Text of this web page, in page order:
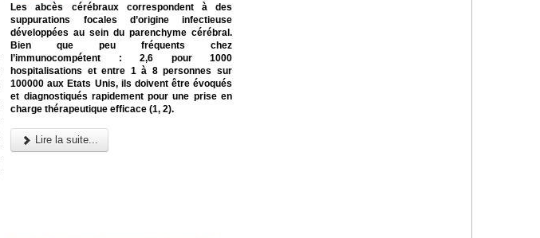
Les abcès cérébraux correspondent à des
suppurations focales d’origine infectieuse
développées au sein du parenchyme cérébral.
Bien que peu fréquents chez
l’immunocompétent : 2,6 pour 1000
hospitalisations et entre 1 à 8 personnes sur
100000 aux Etats Unis, ils doivent être évoqués
et diagnostiqués rapidement pour une prise en
charge thérapeutique efficace (1, 2).
Lire la suite...